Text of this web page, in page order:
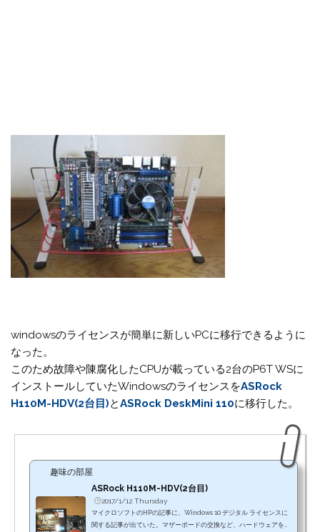
windowsのライセンスが簡単に新しいPCに移行できるように
なった。
このため故障や陳腐化したCPUが載っている2台のP6T WSに
インストールしていたWindowsのライセンスをASRock
H110M-HDV(2台目)とASRock DeskMini 110に移行した。
趣味の部屋
ASRock H110M-HDV(2台目)
2017/1/12 Thursday
マイクロソフトのHPの記事に、Windows 10 デジタル ライセンスに
関する記事が出ていた。マザーボードの交換など、ハードウェアを後